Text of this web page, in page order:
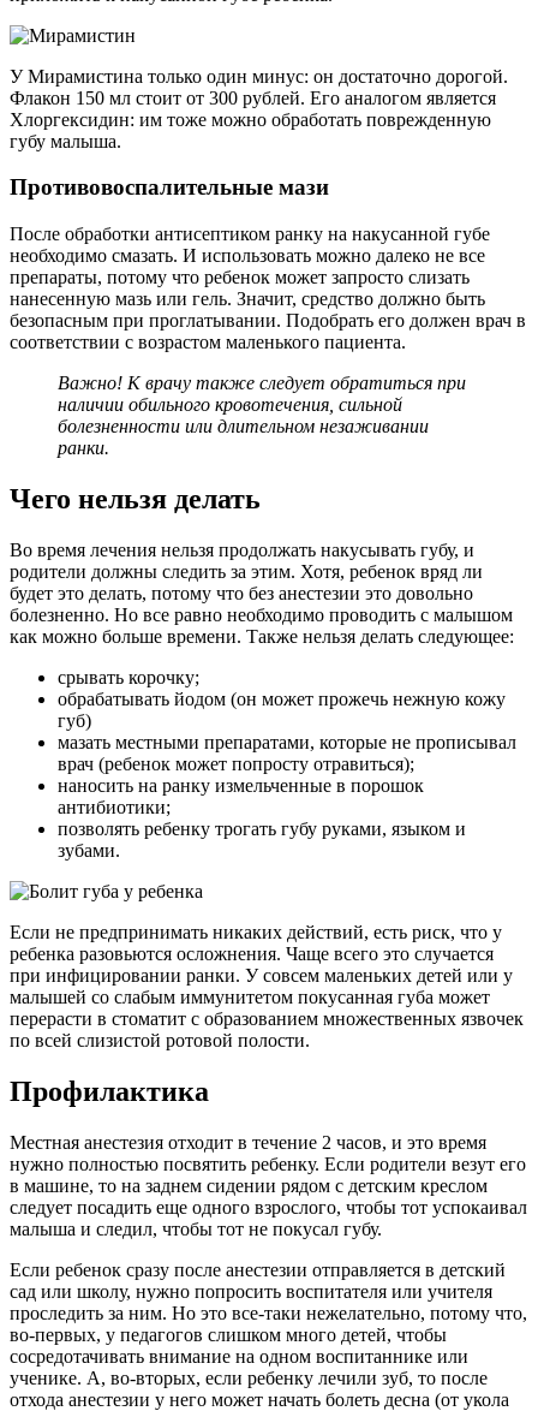
У Мирамистина только один минус: он достаточно дорогой.
Флакон 150 мл стоит от 300 рублей. Его аналогом является
Хлоргексидин: им тоже можно обработать поврежденную
губу малыша.
Противовоспалительные мази
После обработки антисептиком ранку на накусанной губе
необходимо смазать. И использовать можно далеко не все
препараты, потому что ребенок может запросто слизать
нанесенную мазь или гель. Значит, средство должно быть
безопасным при проглатывании. Подобрать его должен врач в
соответствии с возрастом маленького пациента.
Важно! К врачу также следует обратиться при
наличии обильного кровотечения, сильной
болезненности или длительном незаживании
ранки.
Чего нельзя делать
Во время лечения нельзя продолжать накусывать губу, и
родители должны следить за этим. Хотя, ребенок вряд ли
будет это делать, потому что без анестезии это довольно
болезненно. Но все равно необходимо проводить с малышом
как можно больше времени. Также нельзя делать следующее:
срывать корочку;
обрабатывать йодом (он может прожечь нежную кожу
губ)
мазать местными препаратами, которые не прописывал
врач (ребенок может попросту отравиться);
наносить на ранку измельченные в порошок
антибиотики;
позволять ребенку трогать губу руками, языком и
зубами.
Если не предпринимать никаких действий, есть риск, что у
ребенка разовьются осложнения. Чаще всего это случается
при инфицировании ранки. У совсем маленьких детей или у
малышей со слабым иммунитетом покусанная губа может
перерасти в стоматит с образованием множественных язвочек
по всей слизистой ротовой полости.
Профилактика
Местная анестезия отходит в течение 2 часов, и это время
нужно полностью посвятить ребенку. Если родители везут его
в машине, то на заднем сидении рядом с детским креслом
следует посадить еще одного взрослого, чтобы тот успокаивал
малыша и следил, чтобы тот не покусал губу.
Если ребенок сразу после анестезии отправляется в детский
сад или школу, нужно попросить воспитателя или учителя
проследить за ним. Но это все-таки нежелательно, потому что,
во-первых, у педагогов слишком много детей, чтобы
сосредотачивать внимание на одном воспитаннике или
ученике. А, во-вторых, если ребенку лечили зуб, то после
отхода анестезии у него может начать болеть десна (от укола